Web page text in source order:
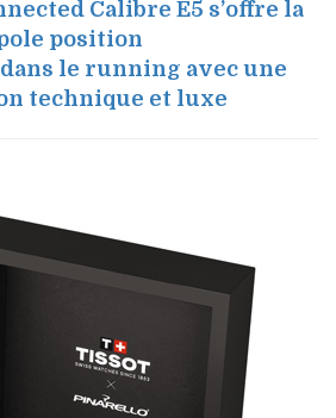
Calibre E5 s’offre la
position
le running avec une
technique et luxe